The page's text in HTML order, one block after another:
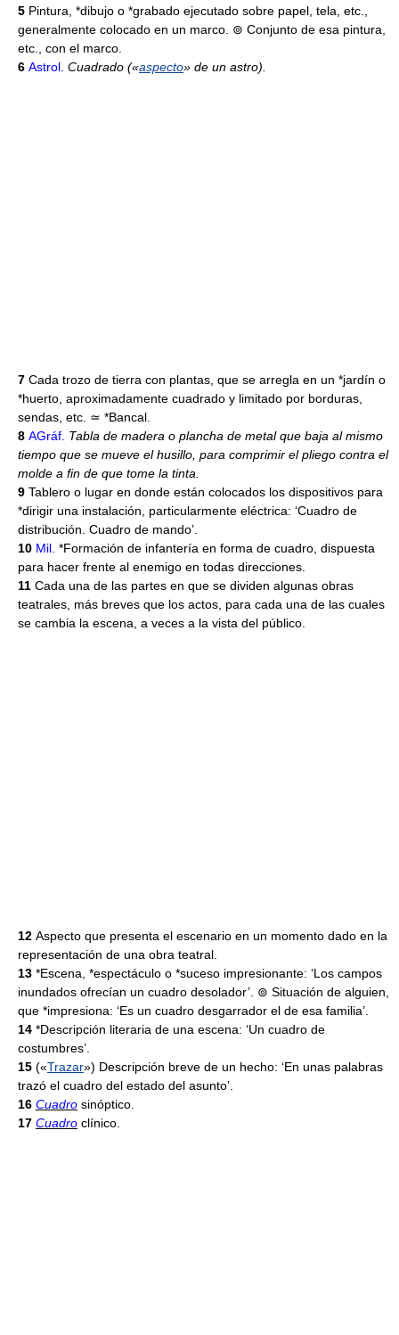
5 Pintura, *dibujo o *grabado ejecutado sobre papel, tela, etc.,
generalmente colocado en un marco. ⊚ Conjunto de esa pintura,
etc., con el marco.
6 Astrol. Cuadrado («aspecto» de un astro).
7 Cada trozo de tierra con plantas, que se arregla en un *jardín o
*huerto, aproximadamente cuadrado y limitado por borduras,
sendas, etc. ≃ *Bancal.
8 AGráf. Tabla de madera o plancha de metal que baja al mismo
tiempo que se mueve el husillo, para comprimir el pliego contra el
molde a fin de que tome la tinta.
9 Tablero o lugar en donde están colocados los dispositivos para
*dirigir una instalación, particularmente eléctrica: ‘Cuadro de
distribución. Cuadro de mando’.
10 Mil. *Formación de infantería en forma de cuadro, dispuesta
para hacer frente al enemigo en todas direcciones.
11 Cada una de las partes en que se dividen algunas obras
teatrales, más breves que los actos, para cada una de las cuales
se cambia la escena, a veces a la vista del público.
12 Aspecto que presenta el escenario en un momento dado en la
representación de una obra teatral.
13 *Escena, *espectáculo o *suceso impresionante: ‘Los campos
inundados ofrecían un cuadro desolador’. ⊚ Situación de alguien,
que *impresiona: ‘Es un cuadro desgarrador el de esa familia’.
14 *Descripción literaria de una escena: ‘Un cuadro de
costumbres’.
15 («Trazar») Descripción breve de un hecho: ‘En unas palabras
trazó el cuadro del estado del asunto’.
16 Cuadro sinóptico.
17 Cuadro clínico.